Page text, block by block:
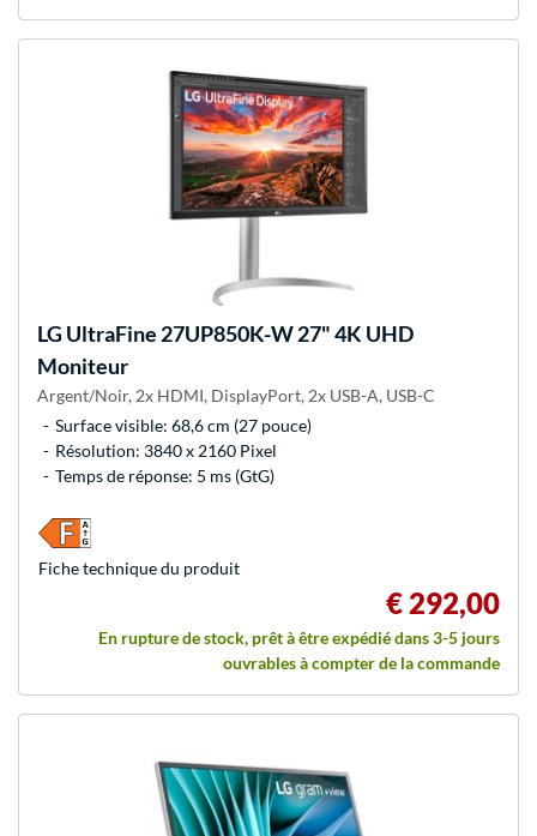
LG UltraFine 27UP850K-W 27" 4K UHD
Moniteur
Argent/Noir, 2x HDMI, DisplayPort, 2x USB-A, USB-C
Surface visible: 68,6 cm (27 pouce)
Résolution: 3840 x 2160 Pixel
Temps de réponse: 5 ms (GtG)
€ 292,00
En rupture de stock, prêt à être expédié dans 3-5 jours
ouvrables à compter de la commande
Fiche technique du produit